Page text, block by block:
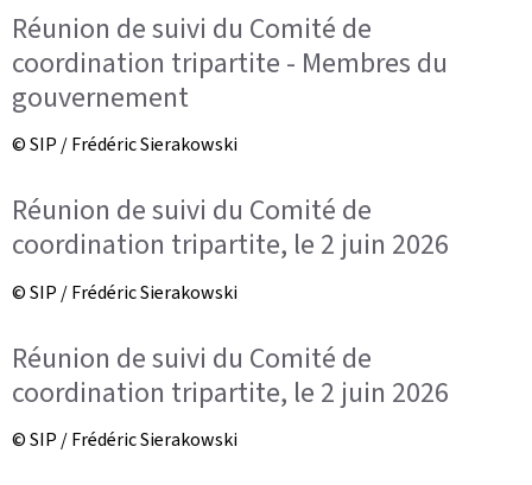
Réunion de suivi du Comité de
coordination tripartite - Membres du
gouvernement
© SIP / Frédéric Sierakowski
Réunion de suivi du Comité de
coordination tripartite, le 2 juin 2026
© SIP / Frédéric Sierakowski
Réunion de suivi du Comité de
coordination tripartite, le 2 juin 2026
© SIP / Frédéric Sierakowski